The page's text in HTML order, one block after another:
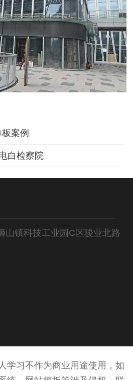
案例
白检察院
山镇科技工业园C区骏业北路
学习不作为商业用途使用，如